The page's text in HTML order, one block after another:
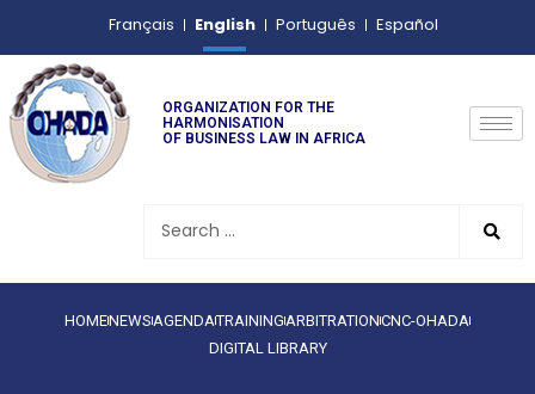
Français English Português Español
ORGANIZATION FOR THE
HARMONISATION
OF BUSINESS LAW IN AFRICA
HOMENEWS AGENDATRAINING ARBITRATIONCNC-OHADA
DIGITAL LIBRARY